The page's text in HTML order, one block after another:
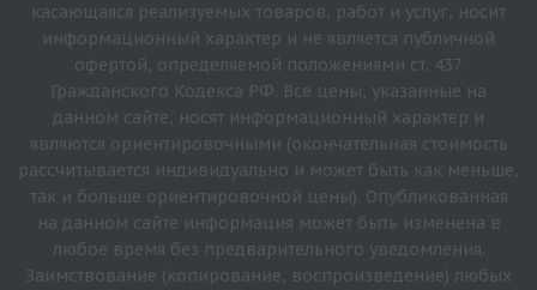
касающаяся реализуемых товаров, работ и услуг, носит
информационный характер и не является публичной
офертой, определяемой положениями ст. 437
Гражданского Кодекса РФ. Все цены, указанные на
данном сайте, носят информационный характер и
являются ориентировочными (окончательная стоимость
рассчитывается индивидуально и может быть как меньше,
так и больше ориентировочной цены). Опубликованная
на данном сайте информация может быть изменена в
любое время без предварительного уведомления.
Заимствование (копирование, воспроизведение) любых